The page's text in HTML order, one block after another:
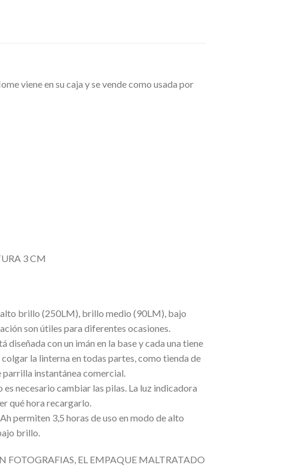
viene en su caja y se vende como usada por
3 CM
brillo (250LM), brillo medio (90LM), bajo
son útiles para diferentes ocasiones.
con un imán en la base y cada una tiene
la linterna en todas partes, como tienda de
instantánea comercial.
necesario cambiar las pilas. La luz indicadora
qué hora recargarlo.
permiten 3,5 horas de uso en modo de alto
brillo.
FOTOGRAFIAS, EL EMPAQUE MALTRATADO